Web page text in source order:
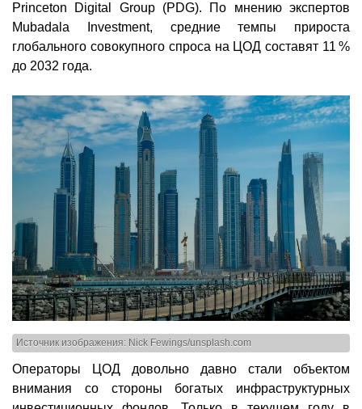
Princeton Digital Group (PDG). По мнению экспертов
Mubadala Investment, средние темпы прироста
глобального совокупного спроса на ЦОД составят 11 %
до 2032 года.
Источник изображения: Nick Fewings/unsplash.com
Операторы ЦОД довольно давно стали объектом
внимания со стороны богатых инфраструктурных